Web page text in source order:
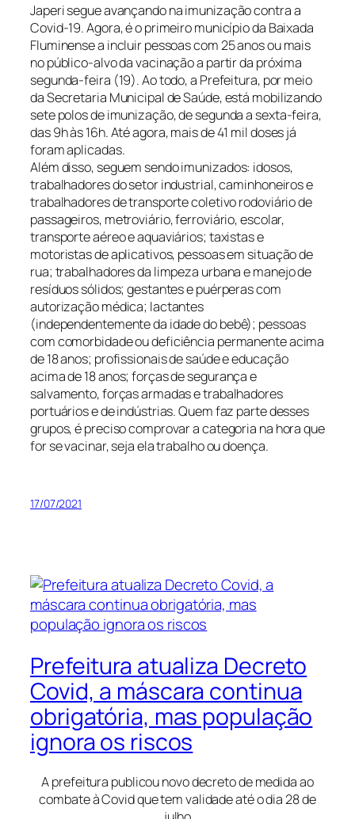
Japeri segue avançando na imunização contra a
Covid-19. Agora, é o primeiro município da Baixada
Fluminense a incluir pessoas com 25 anos ou mais
no público-alvo da vacinação a partir da próxima
segunda-feira (19). Ao todo, a Prefeitura, por meio
da Secretaria Municipal de Saúde, está mobilizando
sete polos de imunização, de segunda a sexta-feira,
das 9h às 16h. Até agora, mais de 41 mil doses já
foram aplicadas.
Além disso, seguem sendo imunizados: idosos,
trabalhadores do setor industrial, caminhoneiros e
trabalhadores de transporte coletivo rodoviário de
passageiros, metroviário, ferroviário, escolar,
transporte aéreo e aquaviários; taxistas e
motoristas de aplicativos, pessoas em situação de
rua; trabalhadores da limpeza urbana e manejo de
resíduos sólidos; gestantes e puérperas com
autorização médica; lactantes
(independentemente da idade do bebê); pessoas
com comorbidade ou deficiência permanente acima
de 18 anos; profissionais de saúde e educação
acima de 18 anos; forças de segurança e
salvamento, forças armadas e trabalhadores
portuários e de indústrias. Quem faz parte desses
grupos, é preciso comprovar a categoria na hora que
for se vacinar, seja ela trabalho ou doença.
17/07/2021
Prefeitura atualiza Decreto
Covid, a máscara continua
obrigatória, mas população
ignora os riscos
A prefeitura publicou novo decreto de medida ao
combate à Covid que tem validade até o dia 28 de